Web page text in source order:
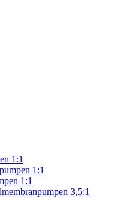
1:1
1:1
1:1
3,5:1